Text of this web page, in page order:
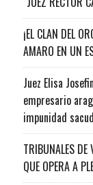
¡EL CLAN DEL
AMARO EN UN
Juez Elisa
empresario
impunidad
TRIBUNALES
QUE OPERA A